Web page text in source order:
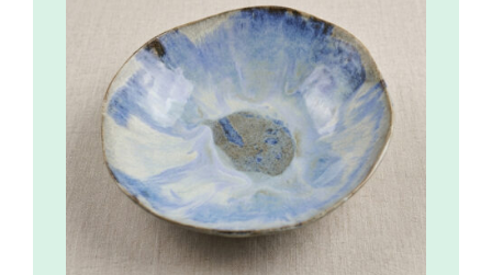
Abysse
70.00€
COMMANDER / DÉTAILS